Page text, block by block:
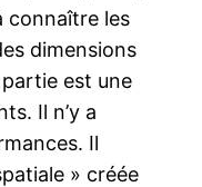
connaître les
dimensions
est une
Il n’y a
Il
» créée